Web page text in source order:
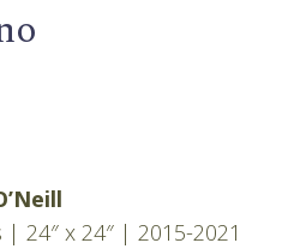
24″ x 24″ | 2015-2021